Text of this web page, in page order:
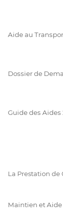
Aide au
Dossier de
Guide des Aides
La Prestation
Maintien et